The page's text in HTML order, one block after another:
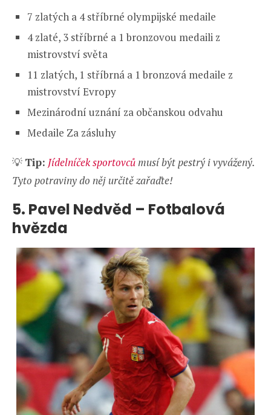
7 zlatých a 4 stříbrné olympijské medaile
4 zlaté, 3 stříbrné a 1 bronzovou medaili z
mistrovství světa
11 zlatých, 1 stříbrná a 1 bronzová medaile z
mistrovství Evropy
Mezinárodní uznání za občanskou odvahu
Medaile Za zásluhy
💡 Tip: Jídelníček sportovcůmusí být pestrý i vyvážený.
Tyto potraviny do něj určitě zařaďte!
5. Pavel Nedvěd – Fotbalová
hvězda